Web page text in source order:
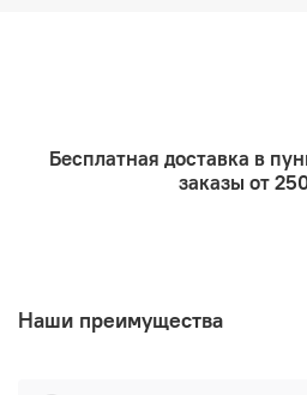
Бесплатная доставка в
заказы от
Наши преимущества